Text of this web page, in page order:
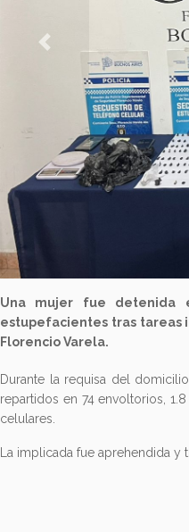
Previous
Una mujer fue detenida
estupefacientes tras tareas
Florencio Varela.
Durante la requisa del
repartidos en 74 envoltorios,
celulares.
La implicada fue aprehendida